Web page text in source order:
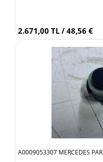
2.671,00 TL / 48,56 €
A0009053307 MERCEDES